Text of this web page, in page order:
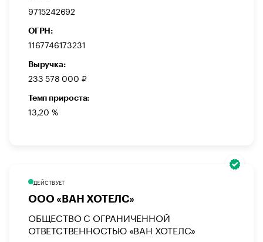
9715242692
ОГРН:
1167746173231
Выручка:
233 578 000 ₽
Темп прироста:
13,20 %
ДЕЙСТВУЕТ
ООО «ВАН ХОТЕЛС»
ОБЩЕСТВО С ОГРАНИЧЕННОЙ
ОТВЕТСТВЕННОСТЬЮ «ВАН ХОТЕЛС»